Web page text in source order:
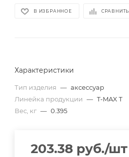
В ИЗБРАННОЕ СРАВНИТЬ
Характеристики
Тип изделия — аксессуар
Линейка продукции — T-MAX T
Вес, кг — 0.395
203.38 руб./шт